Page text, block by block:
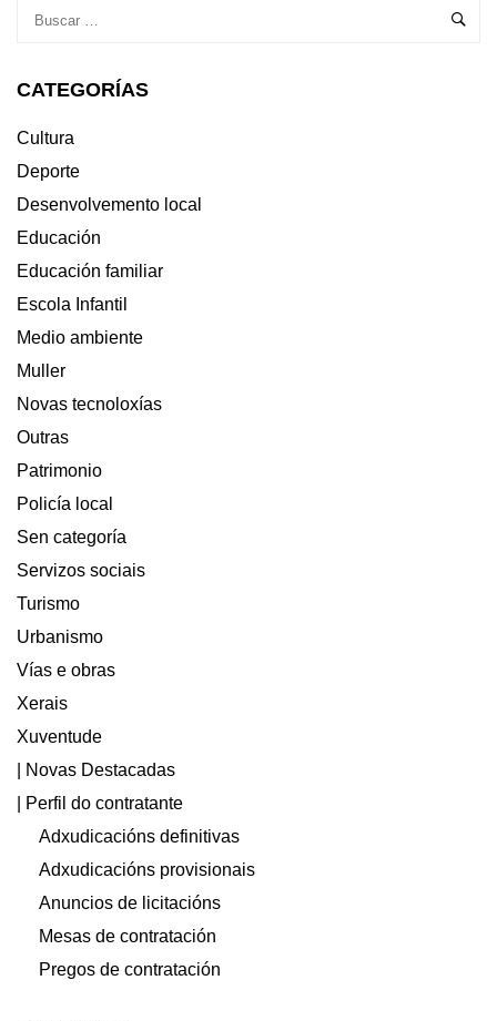
CATEGORÍAS
Cultura
Deporte
Desenvolvemento local
Educación
Educación familiar
Escola Infantil
Medio ambiente
Muller
Novas tecnoloxías
Outras
Patrimonio
Policía local
Sen categoría
Servizos sociais
Turismo
Urbanismo
Vías e obras
Xerais
Xuventude
| Novas Destacadas
| Perfil do contratante
Adxudicacións definitivas
Adxudicacións provisionais
Anuncios de licitacións
Mesas de contratación
Pregos de contratación